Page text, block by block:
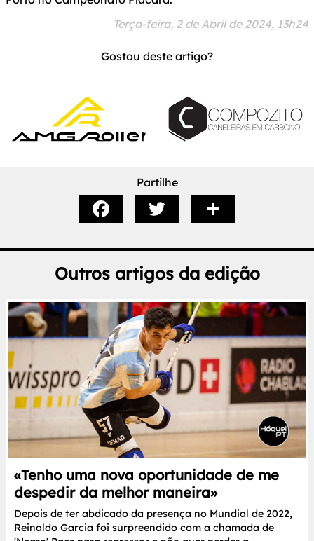
Terça-feira, 2 de Abril de 2024, 13h24
Gostou deste artigo?
Partilhe
Outros artigos da edição
«Tenho uma nova oportunidade de me
despedir da melhor maneira»
Depois de ter abdicado da presença no Mundial de 2022,
Reinaldo Garcia foi surpreendido com a chamada de